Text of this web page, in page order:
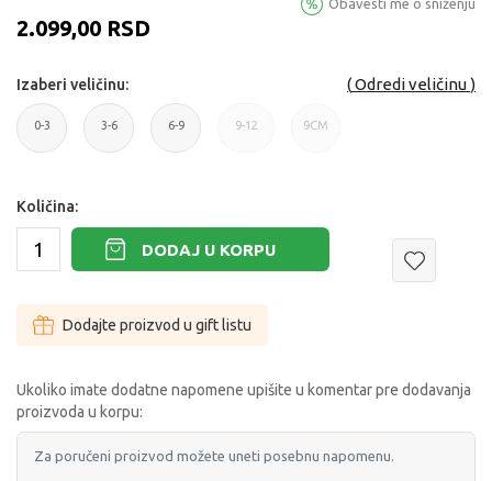
2.099,00 RSD
Obavesti me o sniženju
Odredi veličinu
Izaberi veličinu:
0-3 3-6 6-9 9-12 9CM
Količina:
DODAJ U KORPU
Dodajte proizvod u gift listu
Ukoliko imate dodatne napomene upišite u komentar pre dodavanja
proizvoda u korpu: